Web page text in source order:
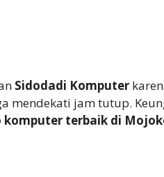
Sidodadi Komputer
mendekati jam tutup.
komputer terbaik di